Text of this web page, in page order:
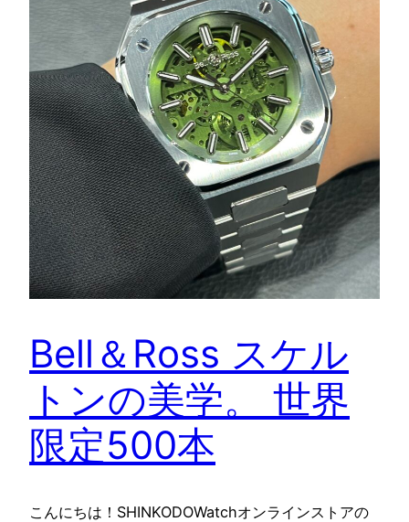
Bell＆Ross スケル
トンの美学。 世界
限定500本
こんにちは！SHINKODOWatchオンラインストアの